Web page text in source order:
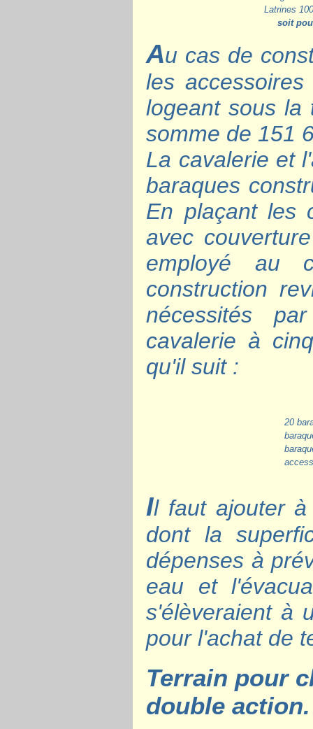
Latrines
soit
Au cas de
les
logeant sous la
somme de 151
La cavalerie et
baraques
En plaçant les
avec
employé au
construction
nécessités
cavalerie à
qu'il suit :
20
Il faut ajouter
dont la
dépenses à
eau et
s'élèveraient à
pour l'achat de
Terrain pour
double action.